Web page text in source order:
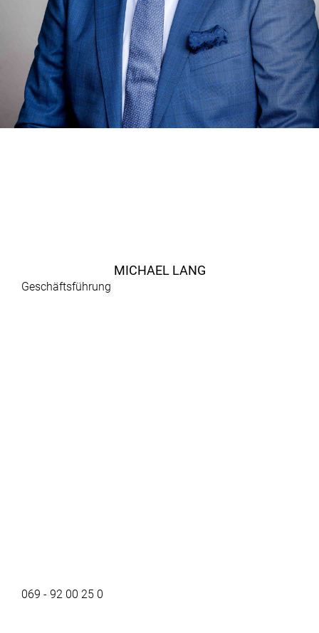
MICHAEL LANG
Geschäftsführung
069 - 92 00 25 0